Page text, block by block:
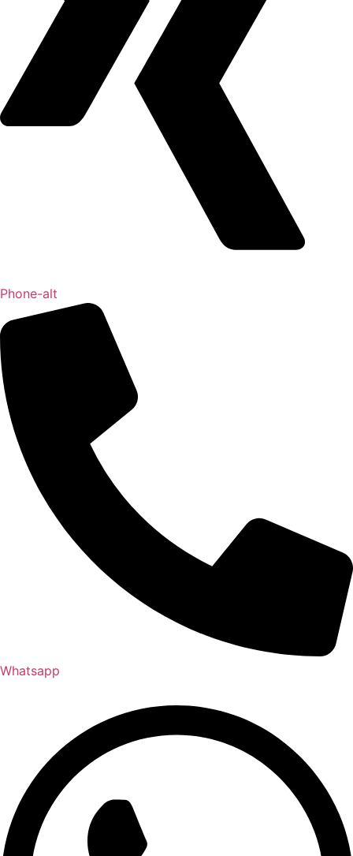
Phone-alt
Whatsapp